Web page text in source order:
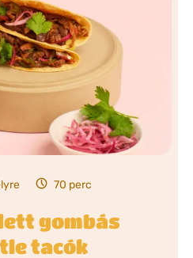
70 perc
gombás
tacók